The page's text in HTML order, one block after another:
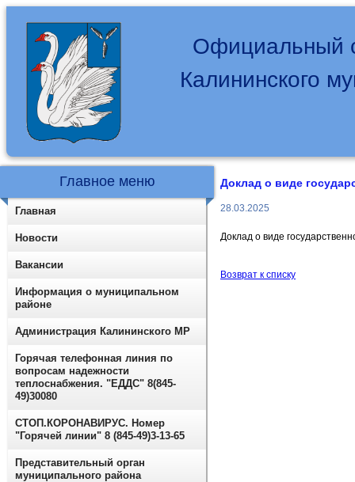
Официальный
Калининского
Доклад о виде
28.03.2025
Доклад о виде
Возврат к списку
Главное меню
Главная
Новости
Вакансии
Информация о муниципальном
районе
Администрация Калининского МР
Горячая телефонная линия по
вопросам надежности
теплоснабжения. "ЕДДС" 8(845-
49)30080
СТОП.КОРОНАВИРУС. Номер
"Горячей линии" 8 (845-49)3-13-65
Представительный орган
муниципального района